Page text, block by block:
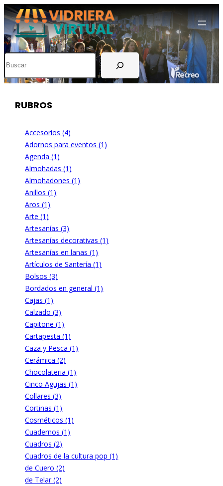
RUBROS
Accesorios (4)
Adornos para eventos (1)
Agenda (1)
Almohadas (1)
Almohadones (1)
Anillos (1)
Aros (1)
Arte (1)
Artesanías (3)
Artesanías decorativas (1)
Artesanías en lanas (1)
Artículos de Santería (1)
Bolsos (3)
Bordados en general (1)
Cajas (1)
Calzado (3)
Capitone (1)
Cartapesta (1)
Caza y Pesca (1)
Cerámica (2)
Chocolateria (1)
Cinco Agujas (1)
Collares (3)
Cortinas (1)
Cosméticos (1)
Cuadernos (1)
Cuadros (2)
Cuadros de la cultura pop (1)
de Cuero (2)
de Telar (2)